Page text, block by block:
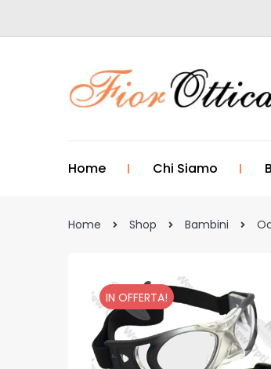
Home Chi Siamo
Home Shop Bambini
IN OFFERTA!